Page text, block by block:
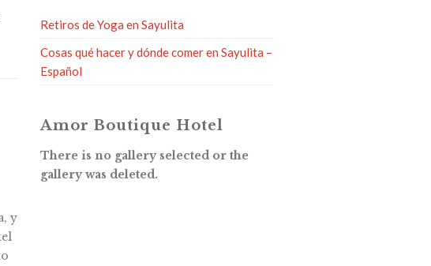
y
Retiros de Yoga en Sayulita
Cosas qué hacer y dónde comer en Sayulita –
Español
Amor Boutique Hotel
There is no gallery selected or the
gallery was deleted.